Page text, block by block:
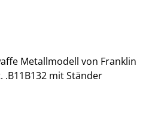
Metallmodell von Franklin
.B11B132 mit Ständer